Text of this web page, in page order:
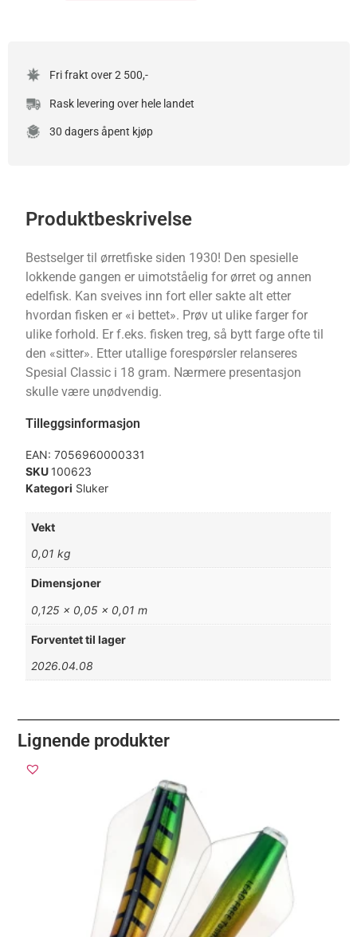
Fri frakt over 2 500,-
Rask levering over hele landet
30 dagers åpent kjøp
Produktbeskrivelse
Bestselger til ørretfiske siden 1930! Den spesielle
lokkende gangen er uimotståelig for ørret og annen
edelfisk. Kan sveives inn fort eller sakte alt etter
hvordan fisken er «i bettet». Prøv ut ulike farger for
ulike forhold. Er f.eks. fisken treg, så bytt farge ofte til
den «sitter». Etter utallige forespørsler relanseres
Spesial Classic i 18 gram. Nærmere presentasjon
skulle være unødvendig.
Tilleggsinformasjon
EAN:7056960000331
SKU 100623
Kategori Sluker
Vekt
0,01 kg
Dimensjoner
0,125 × 0,05 × 0,01 m
Forventet til lager
2026.04.08
Lignende produkter